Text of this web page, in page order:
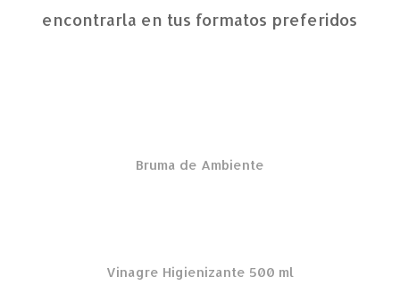
encontrarla en tus formatos preferidos
Bruma de Ambiente
Vinagre Higienizante 500 ml